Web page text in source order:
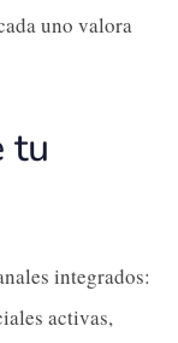
uno valora
tu
integrados:
activas,